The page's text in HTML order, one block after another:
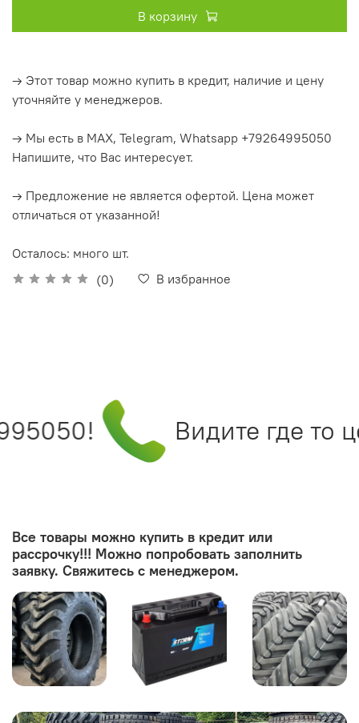
(0) В избранное
В корзину
→ Этот товар можно купить в кредит, наличие и цену
уточняйте у менеджеров.
→ Мы есть в MAX, Telegram, Whatsapp +79264995050
Напишите, что Вас интересует.
→ Предложение не является офертой. Цена может
отличаться от указанной!
Осталось: много шт.
Видите где то
Все товары можно купить в кредит или
рассрочку!!! Можно попробовать заполнить
заявку. Свяжитесь с менеджером.